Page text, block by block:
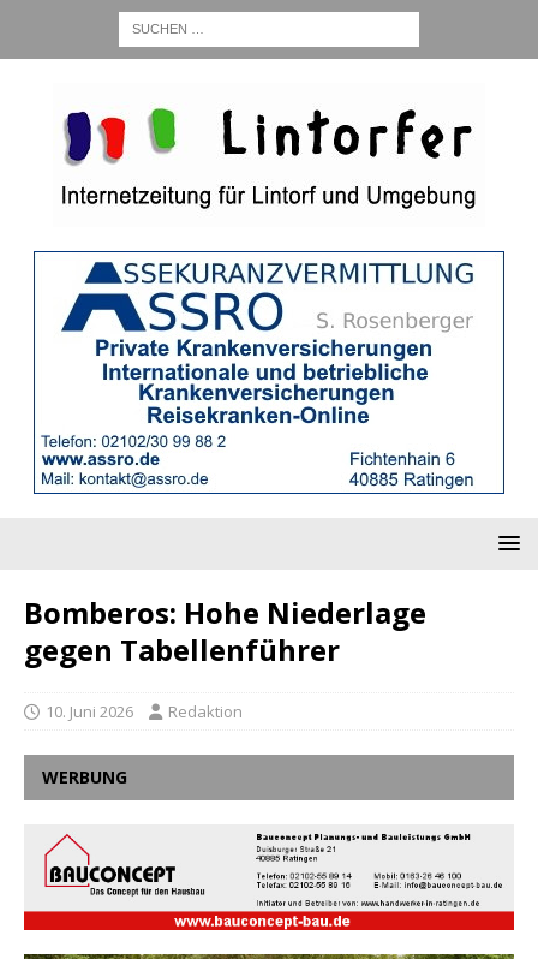
Bomberos: Hohe Niederlage
gegen Tabellenführer
10. Juni 2026 Redaktion
WERBUNG